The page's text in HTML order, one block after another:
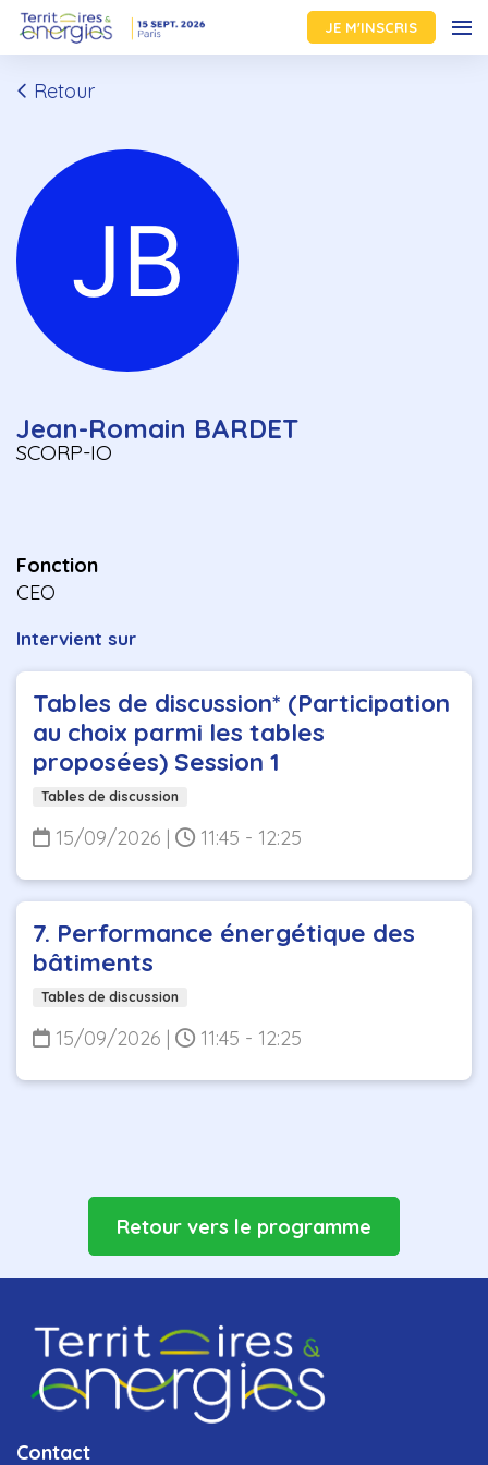
JE M'INSCRIS
Retour
Jean-Romain BARDET
SCORP-IO
Fonction
CEO
Intervient sur
Tables de discussion* (Participation
au choix parmi les tables
proposées) Session 1
Tables de discussion
15/09/2026 | 11:45 - 12:25
7. Performance énergétique des
bâtiments
Tables de discussion
15/09/2026 | 11:45 - 12:25
Retour vers le programme
Contact